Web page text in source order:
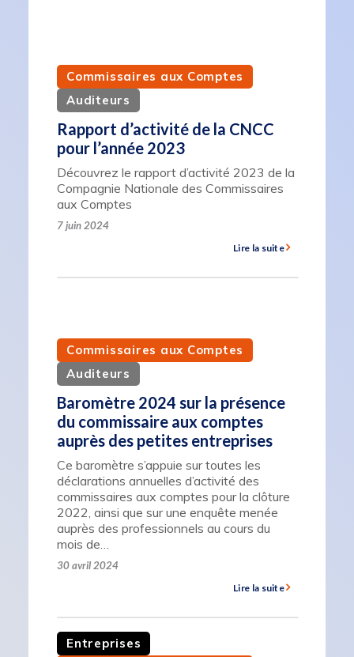
Commissaires aux Comptes
Auditeurs
Rapport d’activité de la CNCC
pour l’année 2023
Découvrez le rapport d’activité 2023 de la
Compagnie Nationale des Commissaires
aux Comptes
7 juin 2024
Lire la suite
Commissaires aux Comptes
Auditeurs
Baromètre 2024 sur la présence
du commissaire aux comptes
auprès des petites entreprises
Ce baromètre s’appuie sur toutes les
déclarations annuelles d’activité des
commissaires aux comptes pour la clôture
2022, ainsi que sur une enquête menée
auprès des professionnels au cours du
mois de…
30 avril 2024
Lire la suite
Entreprises